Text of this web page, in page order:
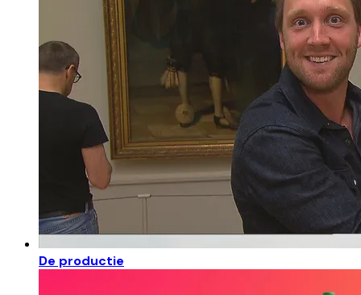
De productie